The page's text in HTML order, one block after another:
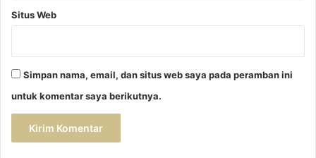
Situs Web
Simpan nama, email, dan situs web saya pada peramban ini
untuk komentar saya berikutnya.